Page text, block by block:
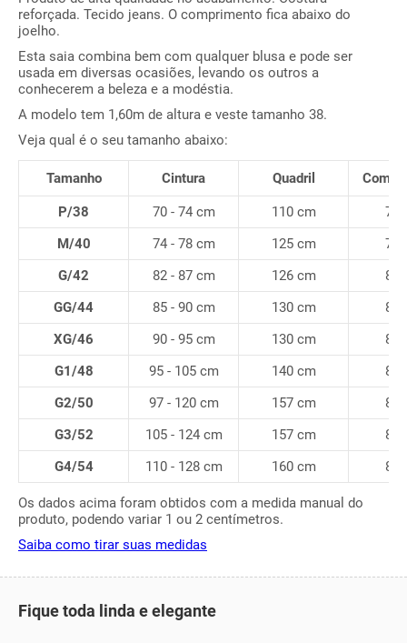
reforçada. Tecido jeans. O comprimento fica abaixo do
joelho.
Esta saia combina bem com qualquer blusa e pode ser
usada em diversas ocasiões, levando os outros a
conhecerem a beleza e a modéstia.
A modelo tem 1,60m de altura e veste tamanho 38.
Veja qual é o seu tamanho abaixo:
Tamanho Cintura Quadril
P/38 70 - 74 cm 110 cm
78
M/40
74 - 78 cm 125 cm
79
G/42
82 - 87 cm 126 cm
80
GG/44
85 - 90 cm 130 cm
81
XG/46
90 - 95 cm 130 cm
82
G1/48
95 - 105 cm 140 cm
83
G2/50
97 - 120 cm 157 cm
84
G3/52
105 - 124 cm 157 cm
84
G4/54
110 - 128 cm 160 cm 84
Os dados acima foram obtidos com a medida manual do
produto, podendo variar 1 ou 2 centímetros.
Saiba como tirar suas medidas
Fique toda linda e elegante